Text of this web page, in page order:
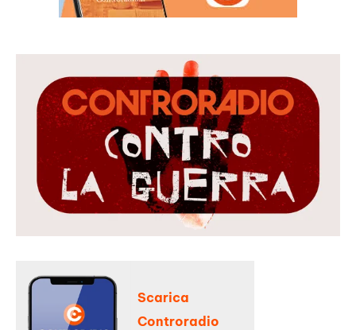
Scarica
Controradio